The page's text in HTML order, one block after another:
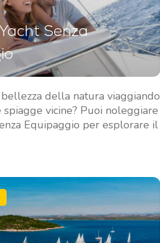
Senza
della natura viaggiando
vicine? Puoi noleggiare
Equipaggio per esplorare il
La Nostra Flotta
Barche a Motore
Catamarani
Catamarani a Motore